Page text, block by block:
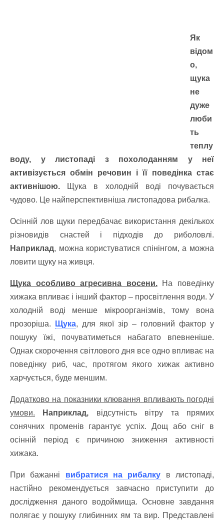
Як
відом
о,
щука
не
дуже
люби
ть
теплу
воду, у листопаді з похолоданням у неї
активізується обмін речовин і її поведінка стає
активнішою. Щука в холодній воді почувається
чудово. Це найперспективніша листопадова рибалка.
Осінній лов щуки передбачає використання декількох
різновидів снастей і підходів до риболовлі.
Наприклад, можна користуватися спінінгом, а можна
ловити щуку на живця.
Щука особливо агресивна восени.На поведінку
хижака впливає і інший фактор – просвітлення води. У
холодній воді менше мікроорганізмів, тому вона
прозоріша.
Щука, для якої зір – головний фактор у
пошуку їжі, почуватиметься набагато впевненіше.
Однак скорочення світлового дня все одно впливає на
поведінку риб, час, протягом якого хижак активно
харчується, буде меншим.
Додатково на показники клювання впливають погодні
умови.
Наприклад, відсутність вітру та прямих
сонячних променів гарантує успіх. Дощ або сніг в
осінній період є причиною зниження активності
хижака.
При бажанні вибратися на рибалку в листопаді,
настійно рекомендується завчасно приступити до
дослідження даного водоймища. Основне завдання
полягає у пошуку глибинних ям та вир. Представлені